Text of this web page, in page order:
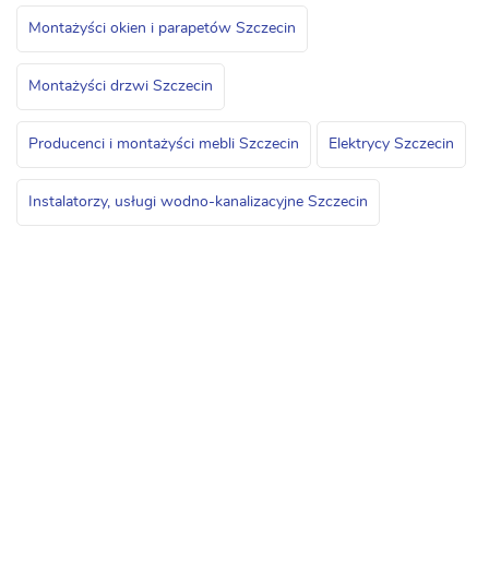
Montażyści okien i parapetów Szczecin
Montażyści drzwi Szczecin
Producenci i montażyści mebli Szczecin Elektrycy Szczecin
Instalatorzy, usługi wodno-kanalizacyjne Szczecin